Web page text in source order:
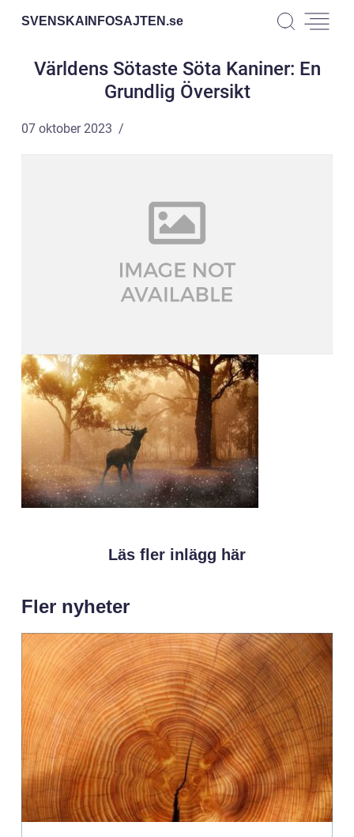
SVENSKAINFOSAJTEN.se
Världens Sötaste Söta Kaniner: En
Grundlig Översikt
07 oktober 2023
Läs fler inlägg här
Fler nyheter